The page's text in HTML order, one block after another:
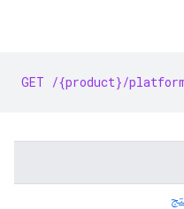
GET /{product}/